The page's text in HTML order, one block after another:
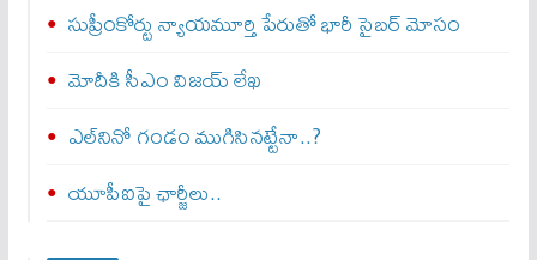
సుప్రీంకోర్టు న్యాయమూర్తి పేరుతో భారీ సైబర్ మోసం
మోదీకి సీఎం విజయ్ లేఖ
ఎల్‌నినో గండం ముగిసినట్టేనా..?
యూపీఐపై ఛార్జీలు..